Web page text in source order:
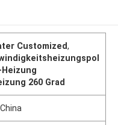
Customized,
260 Grad